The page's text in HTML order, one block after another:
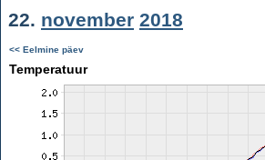
22. november 2018
<< Eelmine päev
Temperatuur